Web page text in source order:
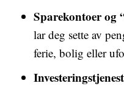
Sparekontoer og
lar deg sette av
ferie, bolig eller